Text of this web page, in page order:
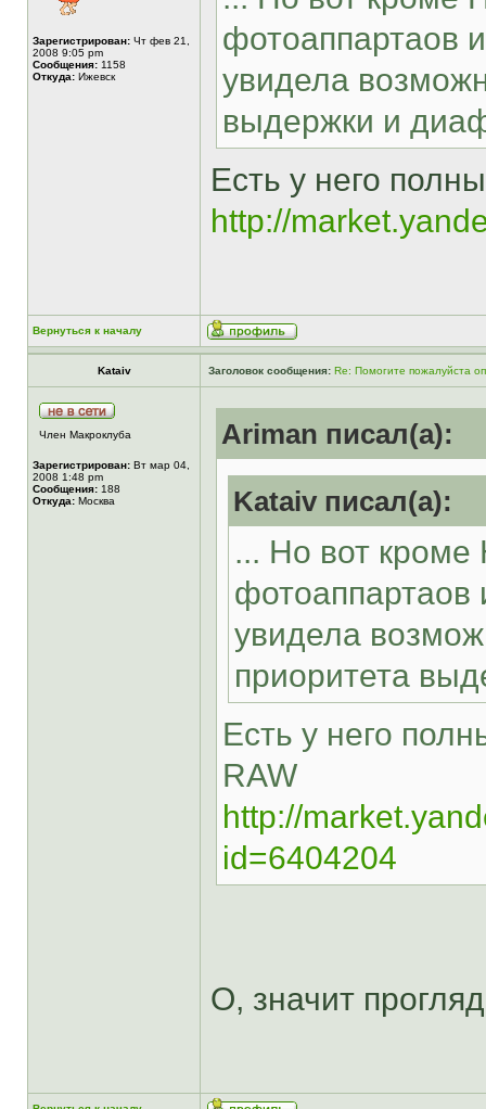
Зарегистрирован: Чт фев 21,
2008 9:05 pm
Сообщения: 1158
Откуда: Ижевск
фотоаппартаов
увидела
выдержки и
Есть у него
http://
Вернуться к началу
Kataiv Заголовок сообщения: Re: Помогите пожалуйста
Член Макроклуба
Зарегистрирован: Вт мар 04,
2008 1:48 pm
Сообщения: 188
Откуда: Москва
Ariman писал(а):
Kataiv писал(а):
... Но вот кроме
фотоаппартаов
увидела
приоритета
Есть у него
RAW
http://
id=6404204
О, значит